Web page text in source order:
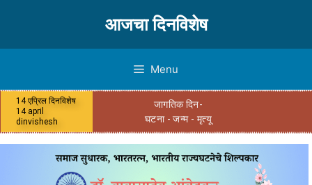
आजचा दिनविशेष
Menu
14 एप्रिल दिनविशेष
14 april
dinvishesh
जागतिक दिन-
घटना - जन्म - मृत्यू